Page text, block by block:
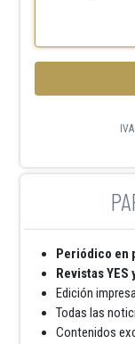
Periódico en
Revistas YES
Edición
Todas las
Contenidos